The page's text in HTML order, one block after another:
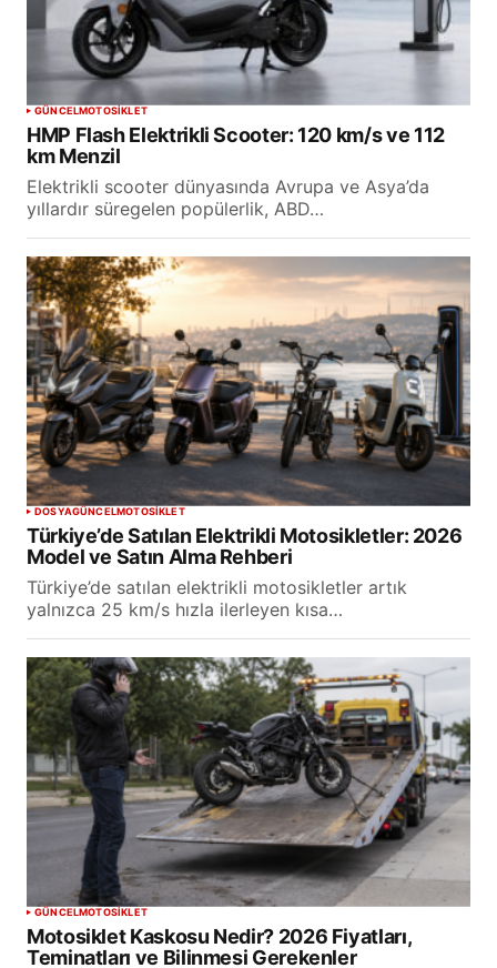
GÜNCELMOTOSİKLET
HMP Flash Elektrikli Scooter: 120 km/s ve 112
km Menzil
Elektrikli scooter dünyasında Avrupa ve Asya’da
yıllardır süregelen popülerlik, ABD…
DOSYAGÜNCELMOTOSİKLET
Türkiye’de Satılan Elektrikli Motosikletler: 2026
Model ve Satın Alma Rehberi
Türkiye’de satılan elektrikli motosikletler artık
yalnızca 25 km/s hızla ilerleyen kısa…
GÜNCELMOTOSİKLET
Motosiklet Kaskosu Nedir? 2026 Fiyatları,
Teminatları ve Bilinmesi Gerekenler